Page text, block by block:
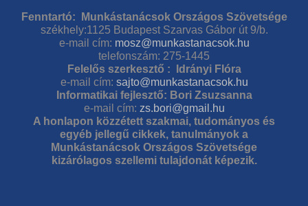
Fenntartó: Munkástanácsok Országos Szövetsége
székhely:1125 Budapest Szarvas Gábor út 9/b.
e-mail cím: mosz@munkastanacsok.hu
telefonszám: 275-1445
Felelős szerkesztő : Idrányi Flóra
e-mail cím: sajto@munkastanacsok.hu
Informatikai fejlesztő: Bori Zsuzsanna
e-mail cím: zs.bori@gmail.hu
A honlapon közzétett szakmai, tudományos és
egyéb jellegű cikkek, tanulmányok a
Munkástanácsok Országos Szövetsége
kizárólagos szellemi tulajdonát képezik.